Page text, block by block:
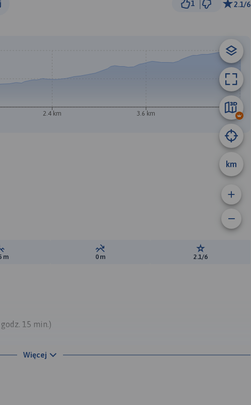
1 2.1/6
500 m
km
2.4 km 3.6 km 4.9 km
przewyższeń:
m Suma spadków:
0 m Ocena trasy:
2.1/6
15 min.)
miejscu przebiega też czerwony szlak. Jedziemy ok. 800 m i
bukowy po lewej stronie, pomiędzy drzewami widać duże bloki
Więcej